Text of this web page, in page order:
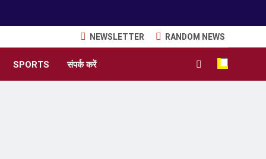
NEWSLETTER RANDOM NEWS
SPORTS संपर्क करें